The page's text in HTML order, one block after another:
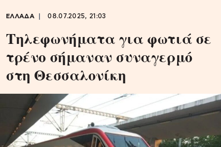
ΕΛΛΑΔΑ 08.07.2025, 21:03
Τηλεφωνήματα για φωτιά σε
τρένο σήμαναν συναγερμό
στη Θεσσαλονίκη